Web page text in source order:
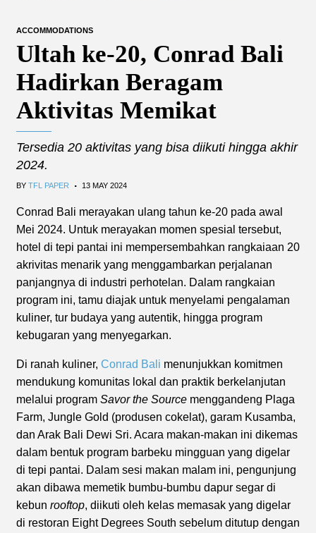
ACCOMMODATIONS
Ultah ke-20, Conrad Bali
Hadirkan Beragam
Aktivitas Memikat
Tersedia 20 aktivitas yang bisa diikuti hingga akhir
2024.
BY TFL PAPER . 13 MAY 2024
Conrad Bali merayakan ulang tahun ke-20 pada awal
Mei 2024. Untuk merayakan momen spesial tersebut,
hotel di tepi pantai ini mempersembahkan rangkaiaan 20
akrivitas menarik yang menggambarkan perjalanan
panjangnya di industri perhotelan. Dalam rangkaian
program ini, tamu diajak untuk menyelami pengalaman
kuliner, tur budaya yang autentik, hingga program
kebugaran yang menyegarkan.
Di ranah kuliner, Conrad Bali menunjukkan komitmen
mendukung komunitas lokal dan praktik berkelanjutan
melalui program Savor the Source menggandeng Plaga
Farm, Jungle Gold (produsen cokelat), garam Kusamba,
dan Arak Bali Dewi Sri. Acara makan-makan ini dikemas
dalam bentuk program barbeku mingguan yang digelar
di tepi pantai. Dalam sesi makan malam ini, pengunjung
akan dibawa memetik bumbu-bumbu dapur segar di
kebun rooftop, diikuti oleh kelas memasak yang digelar
di restoran Eight Degrees South sebelum ditutup dengan